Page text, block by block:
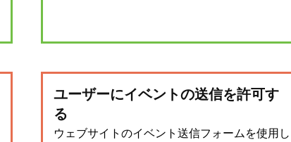
ユーザーにイベントの送信を許可す
る
ウェブサイトのイベント送信フォームを使用し